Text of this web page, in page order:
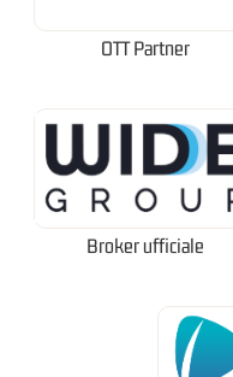
OTT Partner
Broker ufficiale